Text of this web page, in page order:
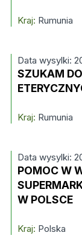
Kraj: Rumunia
Data wysylki:
SZUKAM
Kraj: Rumunia
Data wysylki:
POMOC W
W POLSCE
Kraj: Polska